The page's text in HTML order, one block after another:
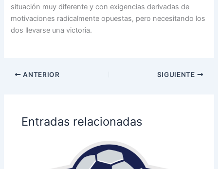
situación muy diferente y con exigencias derivadas de
motivaciones radicalmente opuestas, pero necesitando los
dos llevarse una victoria.
ANTERIOR SIGUIENTE
Entradas relacionadas